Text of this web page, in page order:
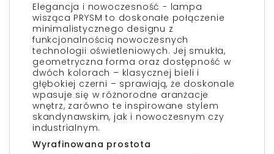
Elegancja i nowoczesność - lampa
wisząca PRYSM to doskonałe połączenie
minimalistycznego designu z
funkcjonalnością nowoczesnych
technologii oświetleniowych. Jej smukła,
geometryczna forma oraz dostępność w
dwóch kolorach – klasycznej bieli i
głębokiej czerni – sprawiają, że doskonale
wpasuje się w różnorodne aranżacje
wnętrz, zarówno te inspirowane stylem
skandynawskim, jak i nowoczesnym czy
industrialnym.
Wyrafinowana prostota